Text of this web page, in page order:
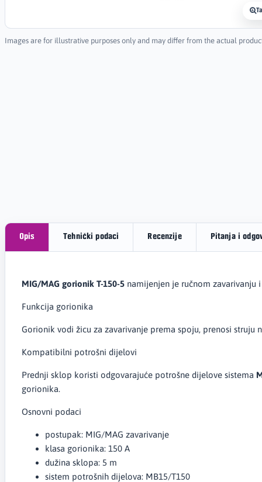
Images are for illustrative purposes only and may differ from the actual
Opis Tehnički podaci Recenzije Pitanja i
MIG/MAG gorionik T-150-5namijenjen je ručnom zavarivanju
Funkcija gorionika
Gorionik vodi žicu za zavarivanje prema spoju, prenosi
Kompatibilni potrošni dijelovi
Prednji sklop koristi odgovarajuće potrošne dijelove sistema
gorionika.
Osnovni podaci
postupak: MIG/MAG zavarivanje
klasa gorionika: 150 A
dužina sklopa: 5 m
sistem potrošnih dijelova: MB15/T150